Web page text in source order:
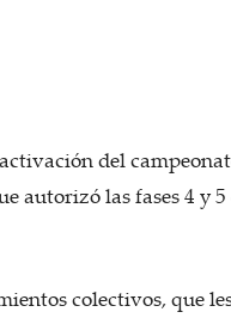
del
autorizó las fases 4 y
colectivos, que